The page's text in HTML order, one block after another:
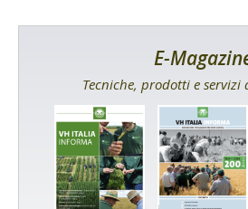
E-
Tecniche, prodotti e servizi